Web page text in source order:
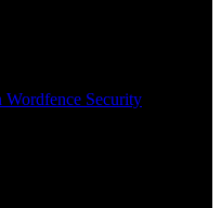
Wordfence Security